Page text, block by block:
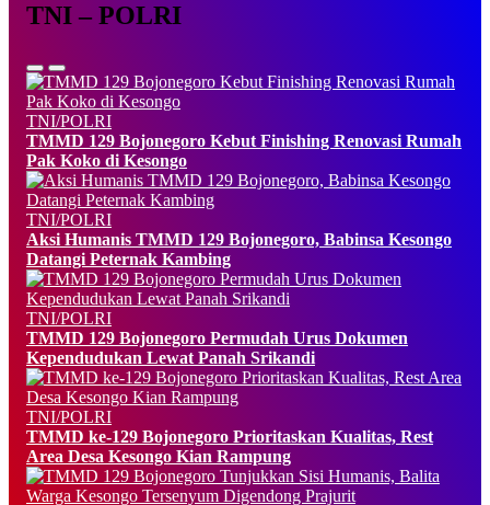
TNI – POLRI
TNI/POLRI
TMMD 129 Bojonegoro Kebut Finishing Renovasi Rumah
Pak Koko di Kesongo
TNI/POLRI
Aksi Humanis TMMD 129 Bojonegoro, Babinsa Kesongo
Datangi Peternak Kambing
TNI/POLRI
TMMD 129 Bojonegoro Permudah Urus Dokumen
Kependudukan Lewat Panah Srikandi
TNI/POLRI
TMMD ke-129 Bojonegoro Prioritaskan Kualitas, Rest
Area Desa Kesongo Kian Rampung